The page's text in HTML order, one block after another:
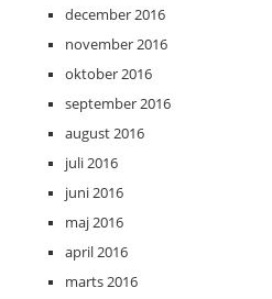
december 2016
november 2016
oktober 2016
september 2016
august 2016
juli 2016
juni 2016
maj 2016
april 2016
marts 2016